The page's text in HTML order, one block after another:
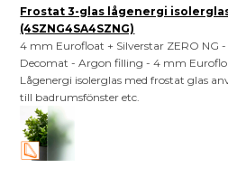
Frostat 3-glas lågenergi
(4SZNG4SA4SZNG)
4 mm Eurofloat + Silverstar ZERO NG
Decomat - Argon filling - 4 mm
Lågenergi isolerglas med frostat glas
till badrumsfönster etc.